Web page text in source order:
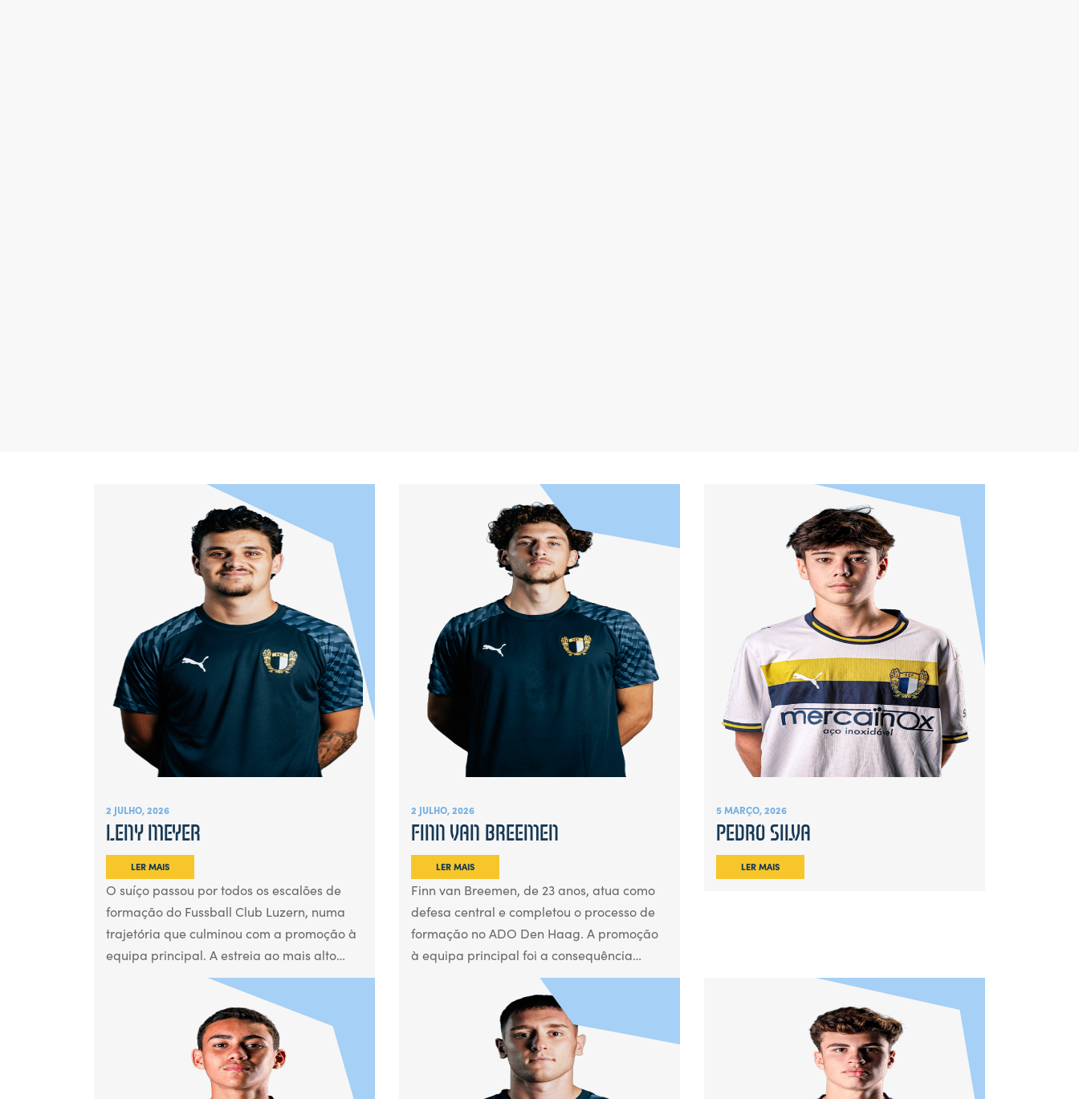
2 JULHO, 2026
LENY MEYER
LER MAIS
O suíço passou por todos os escalões de
formação do Fussball Club Luzern, numa
trajetória que culminou com a promoção à
equipa principal. A estreia ao mais alto…
2 JULHO, 2026
FINN VAN BREEMEN
LER MAIS
Finn van Breemen, de 23 anos, atua como
defesa central e completou o processo de
formação no ADO Den Haag. A promoção
à equipa principal foi a consequência…
5 MARÇO, 2026
PEDRO SILVA
LER MAIS